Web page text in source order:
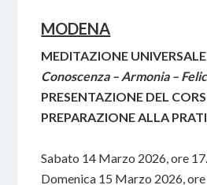
MODENA
MEDITAZIONE UNIVERSALE
Conoscenza – Armonia –
PRESENTAZIONE DEL
PREPARAZIONE ALLA
Sabato 14 Marzo 2026, ore
Domenica 15 Marzo 2026,